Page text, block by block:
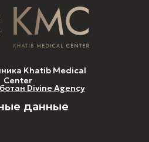
данные
Khatib Medical
Center
Divine Agency